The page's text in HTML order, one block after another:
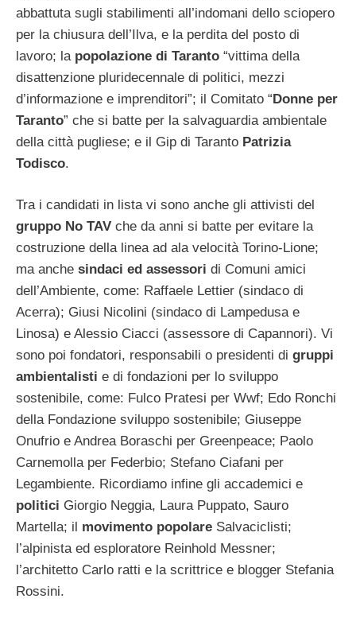
abbattuta sugli stabilimenti all’indomani dello sciopero
per la chiusura dell’Ilva, e la perdita del posto di
lavoro; la popolazione di Taranto “vittima della
disattenzione pluridecennale di politici, mezzi
d’informazione e imprenditori”; il Comitato “Donne per
Taranto” che si batte per la salvaguardia ambientale
della città pugliese; e il Gip di Taranto Patrizia
Todisco.
Tra i candidati in lista vi sono anche gli attivisti del
gruppo No TAV che da anni si batte per evitare la
costruzione della linea ad ala velocità Torino-Lione;
ma anche sindaci ed assessori di Comuni amici
dell’Ambiente, come: Raffaele Lettier (sindaco di
Acerra); Giusi Nicolini (sindaco di Lampedusa e
Linosa) e Alessio Ciacci (assessore di Capannori). Vi
sono poi fondatori, responsabili o presidenti di gruppi
ambientalisti e di fondazioni per lo sviluppo
sostenibile, come: Fulco Pratesi per Wwf; Edo Ronchi
della Fondazione sviluppo sostenibile; Giuseppe
Onufrio e Andrea Boraschi per Greenpeace; Paolo
Carnemolla per Federbio; Stefano Ciafani per
Legambiente. Ricordiamo infine gli accademici e
politici Giorgio Neggia, Laura Puppato, Sauro
Martella; il movimento popolare Salvaciclisti;
l’alpinista ed esploratore Reinhold Messner;
l’architetto Carlo ratti e la scrittrice e blogger Stefania
Rossini.